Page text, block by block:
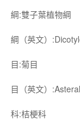
綱:雙子葉植物綱
綱（英文）
目:菊目
目（英文）
科:桔梗科